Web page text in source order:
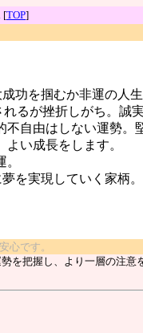
[TOP]
功を掴むか非運の人
るが挫折しがち。誠実
自由はしない運勢。
い成長をします。
を実現していく家柄。
心です。
を把握し、より一層の注意